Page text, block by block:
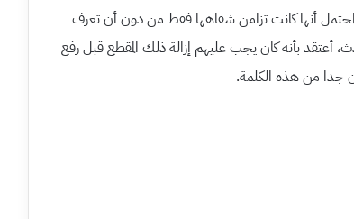
أنها كانت تزامن شفاهها فقط من دون أن تعرف
أعتقد بأنه كان يجب عليهم إزالة ذلك المقطع قبل رفع
جدا من هذه الكلمة.